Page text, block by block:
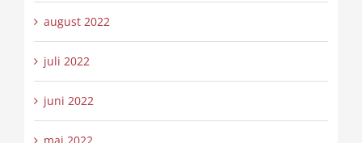
august 2022
juli 2022
juni 2022
maj 2022